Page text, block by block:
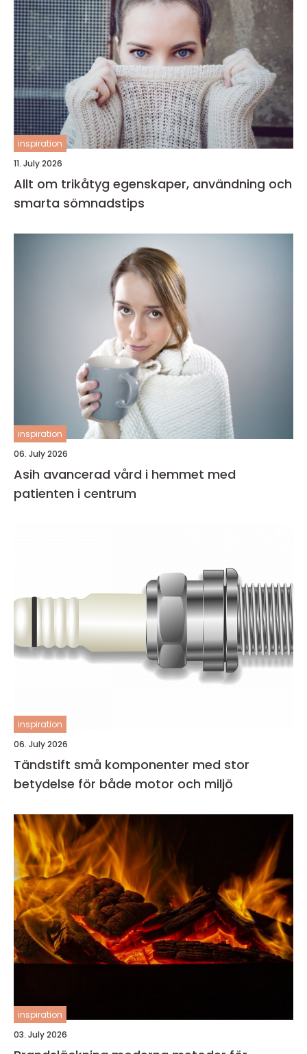
inspiration
11. July 2026
Allt om trikåtyg egenskaper, användning och
smarta sömnadstips
inspiration
06. July 2026
Asih avancerad vård i hemmet med
patienten i centrum
inspiration
06. July 2026
Tändstift små komponenter med stor
betydelse för både motor och miljö
inspiration
03. July 2026